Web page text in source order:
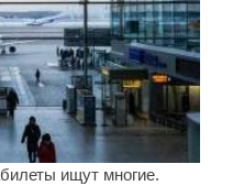
ищут многие.